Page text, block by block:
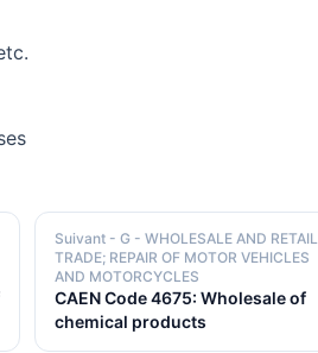
Suivant - G - WHOLESALE AND RETAIL
TRADE; REPAIR OF MOTOR VEHICLES
AND MOTORCYCLES
CAEN Code 4675: Wholesale of
chemical products